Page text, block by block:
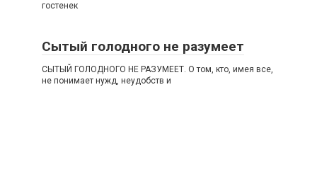
гостенек
Сытый голодного не разумеет
СЫТЫЙ ГОЛОДНОГО НЕ РАЗУМЕЕТ. О том, кто, имея все,
не понимает нужд, неудобств и